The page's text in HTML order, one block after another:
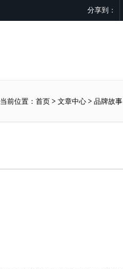
分享到：
当前位置： 首页 > 文章中心 > 品牌故事